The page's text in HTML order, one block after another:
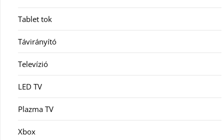
Tablet tok
Távirányító
Televízió
LED TV
Plazma TV
Xbox